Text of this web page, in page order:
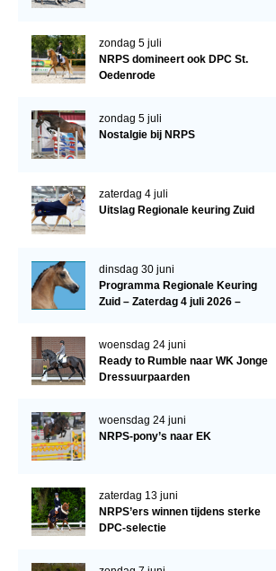
NRPS Select Sale
Hengstenkeuring
Late Veulenkeuring
Wereldkampioenschap Jonge Paarden
Evenementen
Arabissimo
Veulenregistratie
Veulens en merries
Zoek een NRPS paard
zondag 5 juli
NRPS domineert ook DPC St.
Oedenrode
zondag 5 juli
Nostalgie bij NRPS
zaterdag 4 juli
Uitslag Regionale keuring Zuid
dinsdag 30 juni
Programma Regionale Keuring
Zuid – Zaterdag 4 juli 2026 –
woensdag 24 juni
Ready to Rumble naar WK Jonge
Dressuurpaarden
woensdag 24 juni
NRPS-pony’s naar EK
zaterdag 13 juni
NRPS’ers winnen tijdens sterke
DPC-selectie